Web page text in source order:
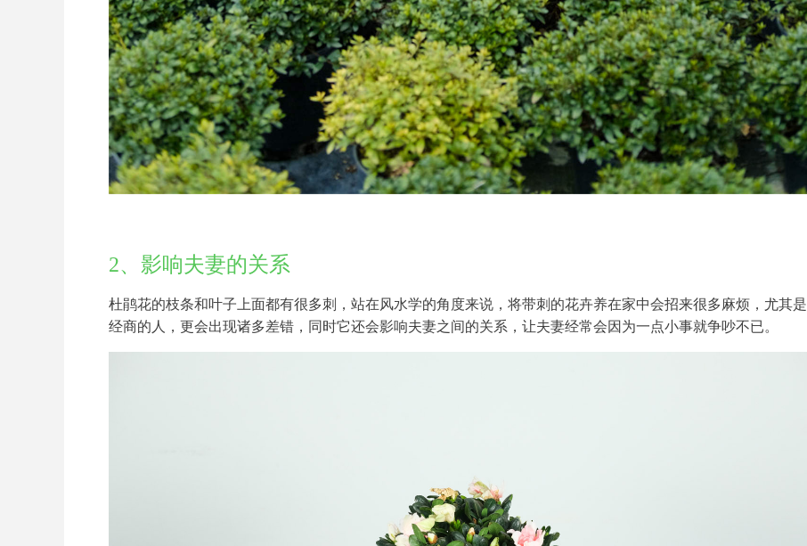
2、影响夫妻的关系
杜鹃花的枝条和叶子上面都有很多刺，站在风水学的角度来说，将带刺的花卉养在家中会招来很多麻烦，尤其是
经商的人，更会出现诸多差错，同时它还会影响夫妻之间的关系，让夫妻经常会因为一点小事就争吵不已。